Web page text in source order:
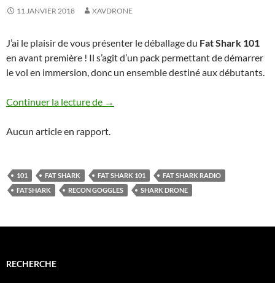
11 JANVIER 2018 XAVDRONE
J’ai le plaisir de vous présenter le déballage du Fat Shark 101
en avant première ! Il s’agit d’un pack permettant de démarrer
le vol en immersion, donc un ensemble destiné aux débutants.
Continuer la lecture de Déballage Fat Shark 101
→
Aucun article en rapport.
101 FAT SHARK FAT SHARK 101
FAT SHARK RADIO
FATSHARK
RECON GOGGLES SHARK DRONE
RECHERCHE